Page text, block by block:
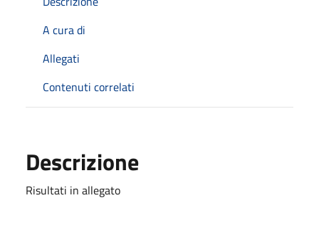
A cura di
Allegati
Contenuti correlati
Descrizione
Risultati in allegato